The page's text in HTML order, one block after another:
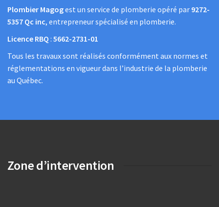
Plombier Magogest un service de plomberie opéré par 9272-
5357 Qc inc, entrepreneur spécialisé en plomberie.
Licence RBQ : 5662-2731-01
Tous les travaux sont réalisés conformément aux normes et
réglementations en vigueur dans l’industrie de la plomberie
au Québec.
Zone d’intervention